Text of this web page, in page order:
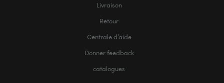
Livraison
Retour
Centrale d’aide
Donner feedback
catalogues